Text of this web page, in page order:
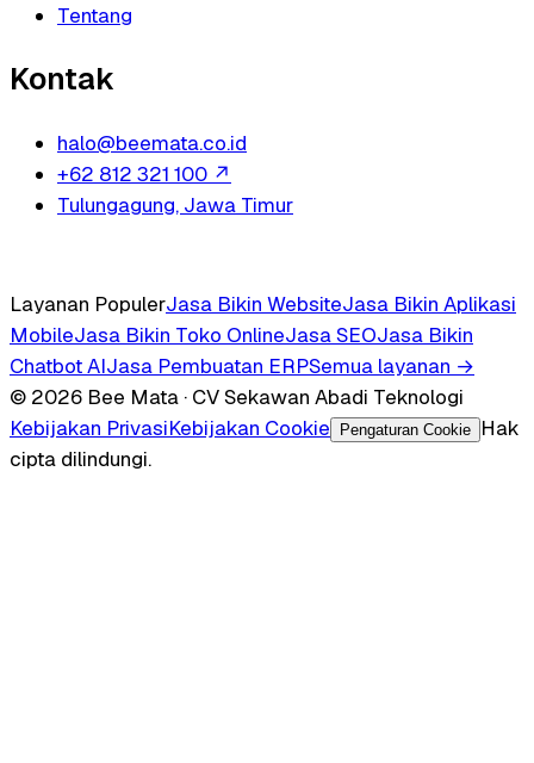
Tentang
Kontak
halo@beemata.co.id
+62 812 321 100 ↗
Tulungagung, Jawa Timur
Layanan PopulerJasa Bikin WebsiteJasa Bikin Aplikasi
MobileJasa Bikin Toko OnlineJasa SEOJasa Bikin
Chatbot AIJasa Pembuatan ERPSemua layanan →
© 2026 Bee Mata · CV Sekawan Abadi Teknologi
Kebijakan PrivasiKebijakan Cookie Pengaturan Cookie
Hak
cipta dilindungi.